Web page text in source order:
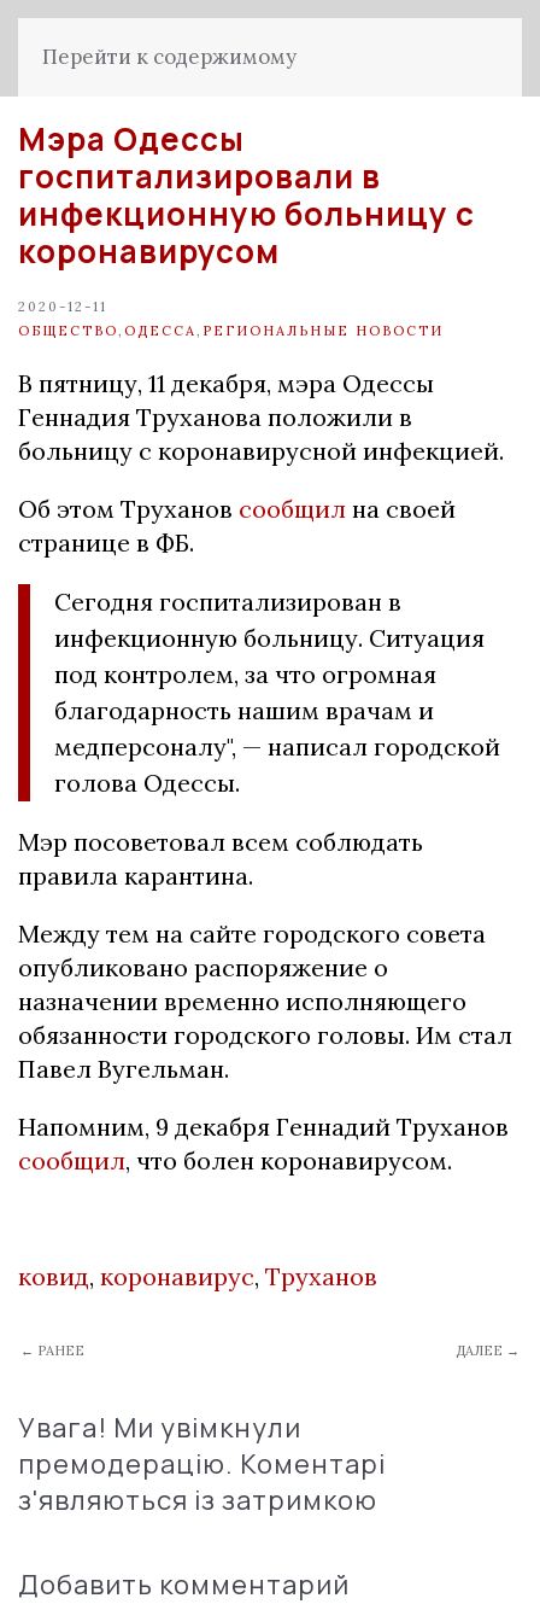
Перейти к содержимому
Мэра Одессы
госпитализировали в
инфекционную больницу с
коронавирусом
2020-12-11
ОБЩЕСТВО ОДЕССА РЕГИОНАЛЬНЫЕ НОВОСТИ
В пятницу, 11 декабря, мэра Одессы
Геннадия Труханова положили в
больницу с коронавирусной инфекцией.
Об этом Труханов сообщил на своей
странице в ФБ.
Сегодня госпитализирован в
инфекционную больницу. Ситуация
под контролем, за что огромная
благодарность нашим врачам и
медперсоналу", — написал городской
голова Одессы.
Мэр посоветовал всем соблюдать
правила карантина.
Между тем на сайте городского совета
опубликовано распоряжение о
назначении временно исполняющего
обязанности городского головы. Им стал
Павел Вугельман.
Напомним, 9 декабря Геннадий Труханов
сообщил, что болен коронавирусом.
ковид, коронавирус, Труханов
← РАНЕЕ ДАЛЕЕ →
Увага! Ми увімкнули
премодерацію. Коментарі
з'являються із затримкою
Добавить комментарий